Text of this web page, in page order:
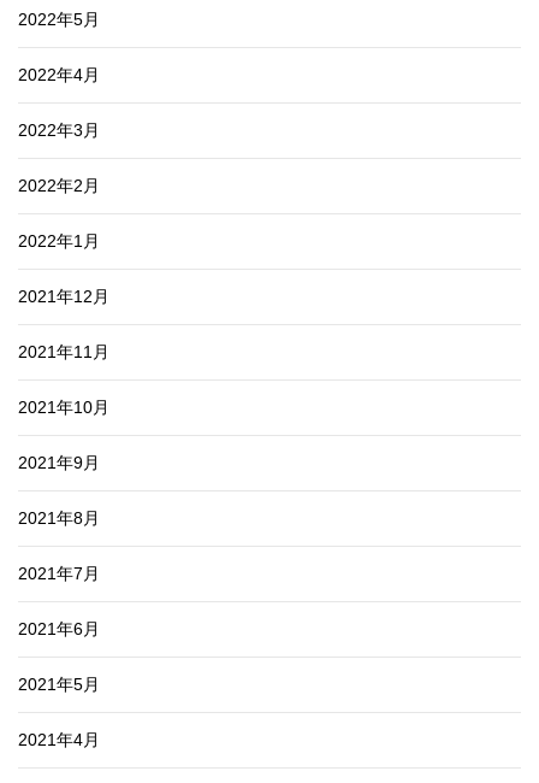
2022年5月
2022年4月
2022年3月
2022年2月
2022年1月
2021年12月
2021年11月
2021年10月
2021年9月
2021年8月
2021年7月
2021年6月
2021年5月
2021年4月